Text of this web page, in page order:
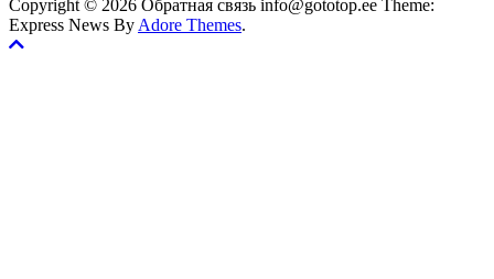
Copyright © 2026 Обратная связь info@gototop.ee Theme:
Express News By Adore Themes.